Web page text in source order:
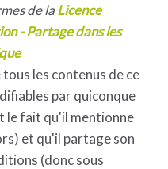
de laLicence
- Partage dans les
les contenus de ce
par quiconque
le fait qu'il mentionne
et qu'il partage son
(donc sous